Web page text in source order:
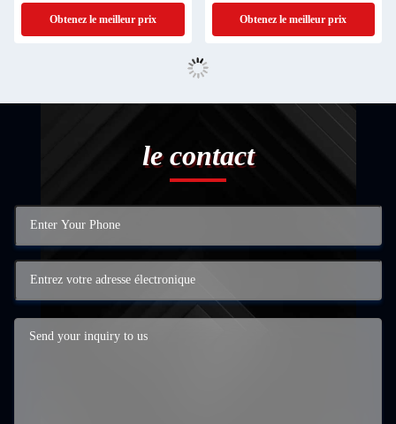
Obtenez le meilleur prix
tissu gris
Obtenez le meilleur prix
le contact